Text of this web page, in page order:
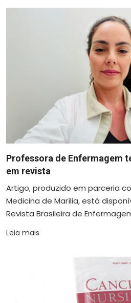
Professora de Enfermagem
em revista
Artigo, produzido em parceria
Medicina de Marília, está
Revista Brasileira de
Leia mais